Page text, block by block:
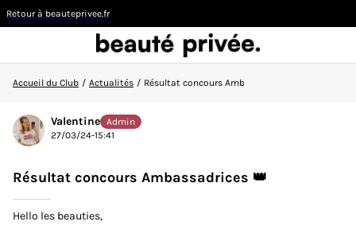
Retour à beauteprivee.fr
Visiteur
Accueil du Club / Actualités / Résultat concours Ambassadrices 👑
Valentine Admin
27/03/24-15:41
Résultat concours Ambassadrices 👑
Hello les beauties,